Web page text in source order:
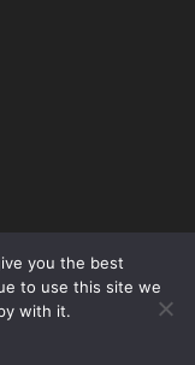
à dire mais tout à
you the best
to use this site we
with it.